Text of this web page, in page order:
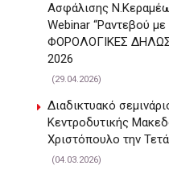
Ασφάλισης
Webinar “Ραντεβού
ΦΟΡΟΛΟΓΙΚΕΣ
2026
(29.04.2026)
Διαδικτυακό
Κεντροδυτικής
Χριστόπουλο την
(04.03.2026)